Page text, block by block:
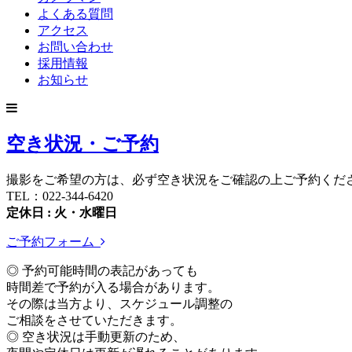
よくある質問
アクセス
お問い合わせ
採用情報
お知らせ
空き状況・ご予約
撮影をご希望の方は、必ず空き状況をご確認の上ご予約くだ
TEL：022-344-6420
定休日 : 火・水曜日
ご予約フォーム
◎ 予約可能時間の表記があっても
時間差で予約が入る場合があります。
その際は当方より、スケジュール調整の
ご相談をさせていただきます。
◎ 空き状況は手動更新のため、